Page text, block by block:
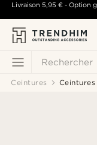
Rechercher
Livraison 5,95 €- Option
Ceintures